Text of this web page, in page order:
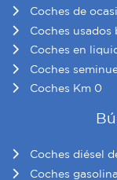
Coches de
Coches usados
Coches en
Coches
Coches Km 0
Coches diésel
Coches